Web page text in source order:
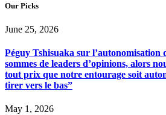
Our Picks
June 25, 2026
Péguy Tshisuaka sur l’autonomisation
sommes de leaders d’opinions, alors
tout prix que notre entourage soit
tirer vers le bas”
May 1, 2026